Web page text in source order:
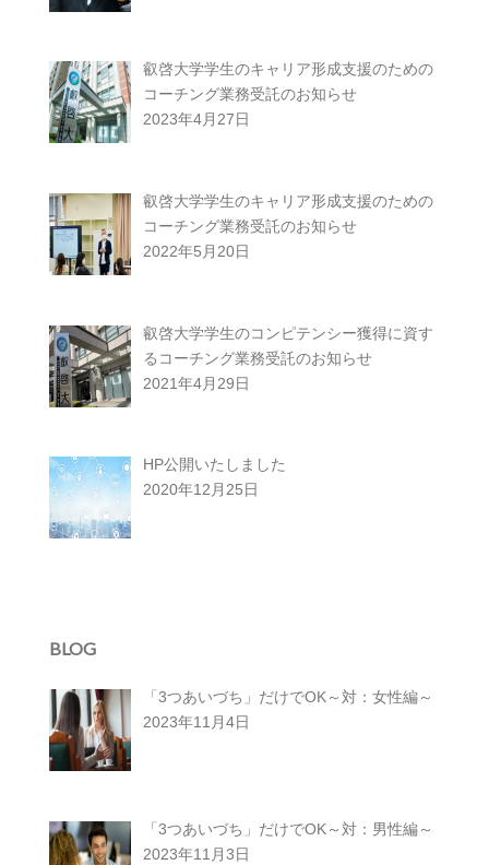
叡啓大学学生のキャリア形成支援のための
コーチング業務受託のお知らせ
2023年4月27日
叡啓大学学生のキャリア形成支援のための
コーチング業務受託のお知らせ
2022年5月20日
叡啓大学学生のコンピテンシー獲得に資す
るコーチング業務受託のお知らせ
2021年4月29日
HP公開いたしました
2020年12月25日
BLOG
「3つあいづち」だけでOK～対：女性編～
2023年11月4日
「3つあいづち」だけでOK～対：男性編～
2023年11月3日